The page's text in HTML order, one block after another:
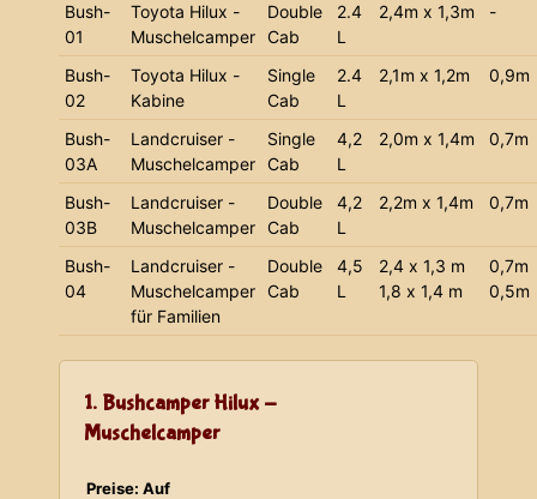
Bush-
01
Toyota Hilux -
Muschelcamper
Double
Cab
2.4
L
2,4m x 1,3m -
Bush-
02
Toyota Hilux -
Kabine
Single
Cab
2.4
L
2,1m x 1,2m 0,9m
Bush-
03A
Landcruiser -
Muschelcamper
Single
Cab
4,2
L
2,0m x 1,4m 0,7m
Bush-
03B
Landcruiser -
Muschelcamper
Double
Cab
4,2
L
2,2m x 1,4m 0,7m
Bush-
04
Landcruiser -
Muschelcamper
für Familien
Double
Cab
4,5
L
2,4 x 1,3 m
1,8 x 1,4 m
0,7m
0,5m
1. Bushcamper Hilux -
Muschelcamper
Preise: Auf